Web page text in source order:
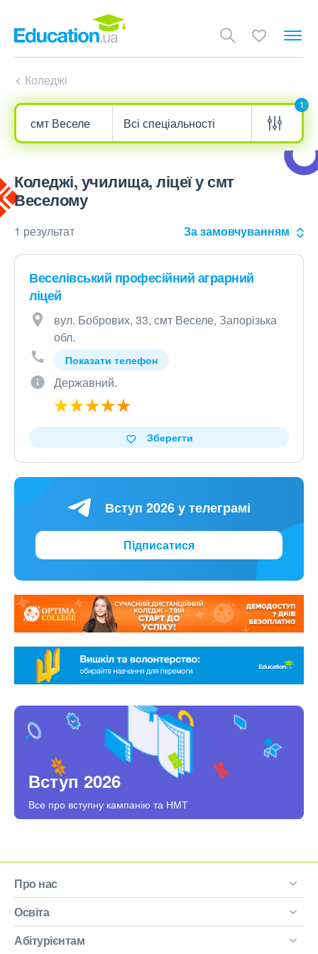
Коледжі
1
Коледжі, училища, ліцеї у смт
Веселому
1 результат За замовчуванням
Веселівський професійний аграрний
ліцей
вул. Бобрових, 33, смт Веселе, Запорізька
обл.
Показати телефон
Державний.
Зберегти
Вступ 2026 у телеграмі
Підписатися
Вступ 2026
Все про вступну кампанію та НМТ
Про нас
Освіта
Абітурієнтам